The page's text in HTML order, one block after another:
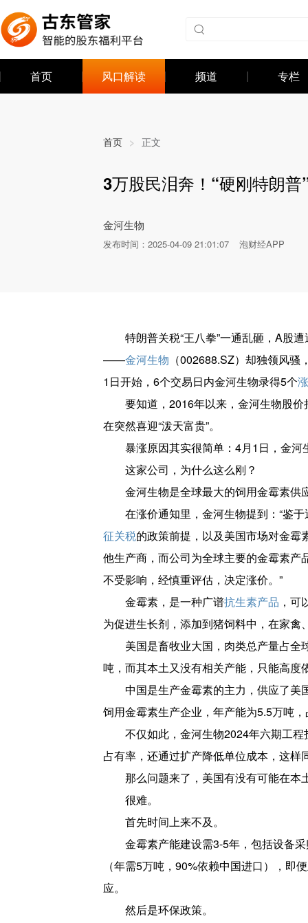
首页 风口解读 频道 专栏
首页 > 正文
3万股民泪奔！“硬刚特朗
发布时间： 2025-04-09 21:01:07 泡财经APP
特朗普关税“王八拳”一通乱砸，A股
——金河生物 （002688.SZ）却独领风
1日开始，6个交易日内金河生物录得5个
要知道，2016年以来，金河生物股
在突然喜迎“泼天富贵”。
暴涨原因其实很简单：4月1日，金河
这家公司，为什么这么刚？
金河生物是全球最大的饲用金霉素供
在涨价通知里，金河生物提到：“鉴
征关税的政策前提，以及美国市场对金
他生产商，而公司为全球主要的金霉素
不受影响，经慎重评估，决定涨价。”
金霉素，是一种广谱抗生素产品 ，
为促进生长剂，添加到猪饲料中，在家
美国是畜牧业大国，肉类总产量占
吨，而其本土又没有相关产能，只能高度
中国是生产金霉素的主力，供应了美
饲用金霉素生产企业，年产能为5.5万吨
不仅如此，金河生物2024年六期工
占有率，还通过扩产降低单位成本，这样
那么问题来了，美国有没有可能在本
很难。
首先时间上来不及。
金霉素产能建设需3-5年，包括设备
（年需5万吨，90%依赖中国进口），即
应。
然后是环保政策。